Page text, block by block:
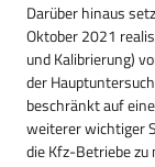
Darüber hinaus
Oktober 2021
und Kalibrierung)
der
beschränkt auf
weiterer wichtiger
die Kfz-Betriebe zu